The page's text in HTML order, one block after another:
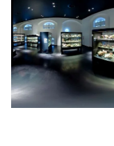
den
Betrieb
der
Seite
notwendig
sind
(funktionale